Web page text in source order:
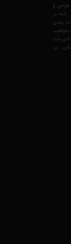
و طراحی و
شما در
بعدی
خواهید
باید
نیز